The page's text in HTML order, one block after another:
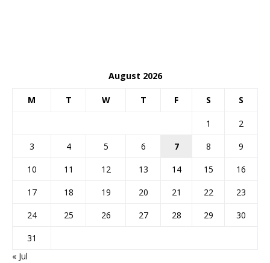
August 2026
M T W T F S S
1
2
3
4 5 6 7 8
9
10
11 12 13 14 15
16
17
18 19 20 21 22
23
24
25 26 27 28 29
30
31
« Jul